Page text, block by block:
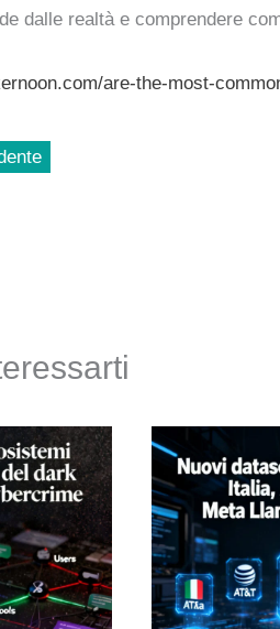
dalle realtà e comprendere
are-the-most-